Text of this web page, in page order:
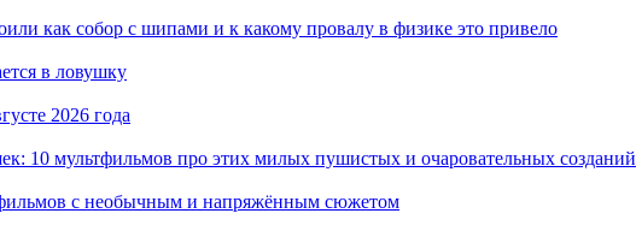
как собор с шипами и к какому провалу в физике это привело
в ловушку
2026 года
10 мультфильмов про этих милых пушистых и очаровательных созданий
с необычным и напряжённым сюжетом